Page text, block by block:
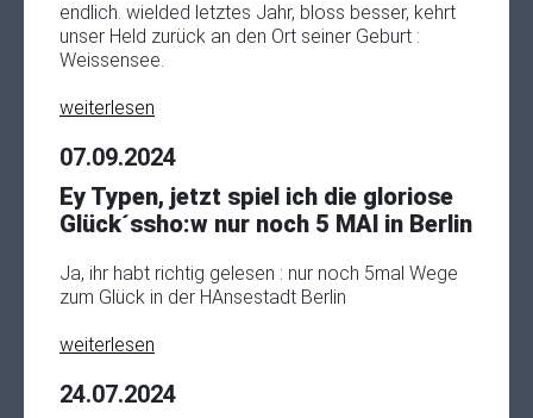
endlich. wielded letztes Jahr, bloss besser, kehrt
unser Held zurück an den Ort seiner Geburt :
Weissensee.
weiterlesen
07.09.2024
Ey Typen, jetzt spiel ich die gloriose
Glück´ssho:w nur noch 5 MAl in Berlin
Ja, ihr habt richtig gelesen : nur noch 5mal Wege
zum Glück in der HAnsestadt Berlin
weiterlesen
24.07.2024